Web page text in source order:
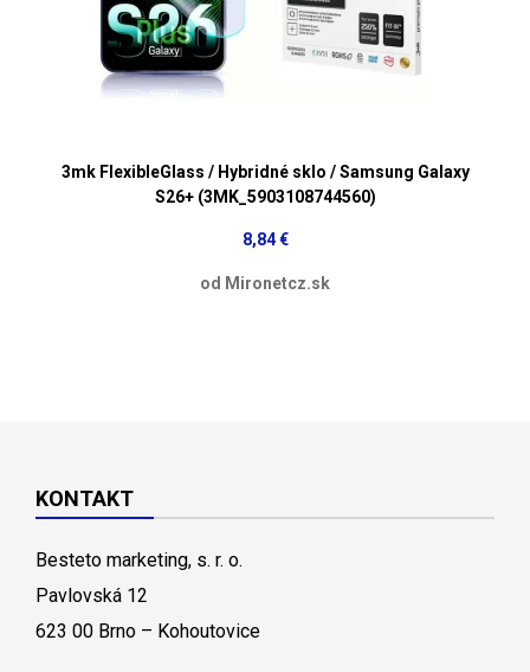
3mk FlexibleGlass / Hybridné sklo / Samsung Galaxy
S26+ (3MK_5903108744560)
8,84 €
od Mironetcz.sk
KONTAKT
Besteto marketing, s. r. o.
Pavlovská 12
623 00 Brno – Kohoutovice